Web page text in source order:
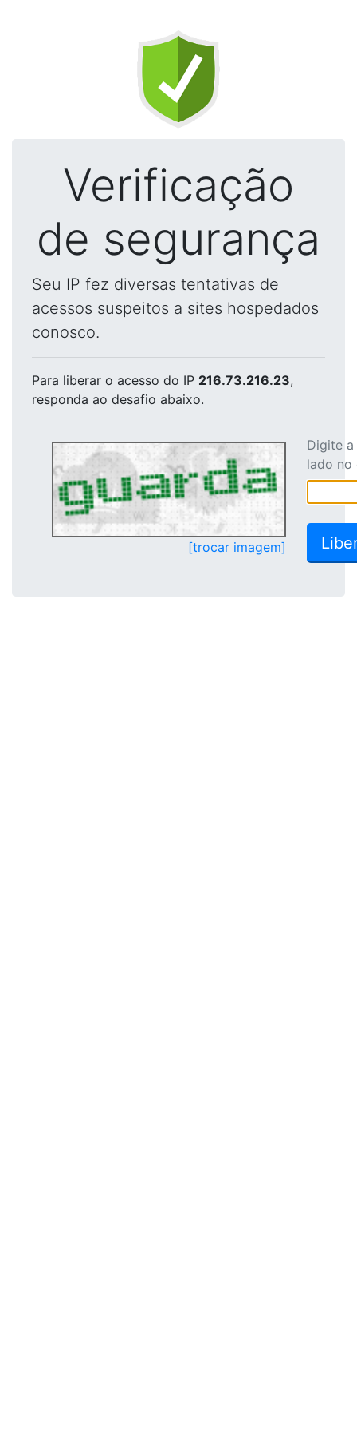
Verificação
de segurança
Seu IP fez diversas tentativas de
acessos suspeitos a sites hospedados
conosco.
Para liberar o acesso do IP 216.73.216.23,
responda ao desafio abaixo.
[trocar imagem]
Digite
lado no